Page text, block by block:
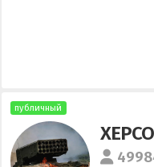
публичный